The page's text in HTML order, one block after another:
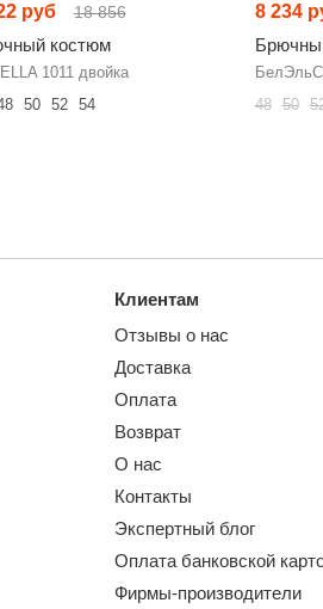
руб 18 856
костюм
1011 двойка
50 52 54
8 234
48 50
Клиентам
Отзывы о нас
Доставка
Оплата
Возврат
О нас
Контакты
Экспертный блог
Оплата банковской
Фирмы-производители